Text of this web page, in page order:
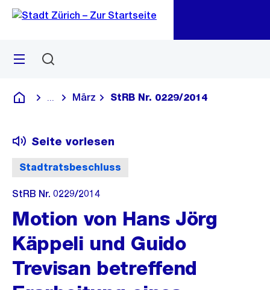
Navigation
Sprunglink
Menü
Deutsch
Blende alle Breadcrumbs ein
März StRB Nr. 0229/2014
Stadtratsbeschluss
Seite vorlesen
StRB Nr. 0229/2014
Motion von Hans Jörg
Käppeli und Guido
Trevisan betreffend